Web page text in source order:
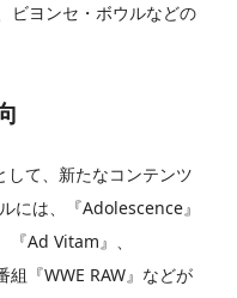
ビヨンセ・ボウルなどの
て、新たなコンテンツ
には、『Adolescence』
Ad Vitam』、
組『WWE RAW』などが